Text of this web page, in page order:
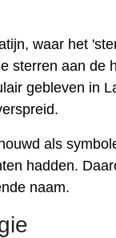
waar het
sterren aan de
gebleven in
als
hadden.
naam.